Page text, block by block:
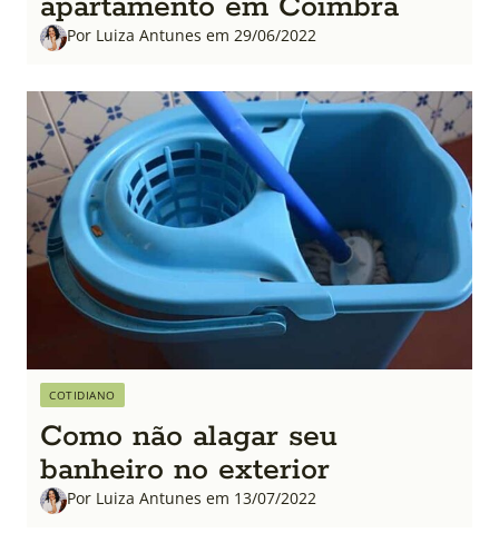
Por Luiza Antunes em 29/06/2022
COTIDIANO
Como não alagar seu
banheiro no exterior
Por Luiza Antunes em 13/07/2022